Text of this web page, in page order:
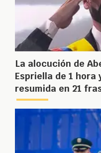
La alocución de
Espriella de 1 hora
resumida en 21